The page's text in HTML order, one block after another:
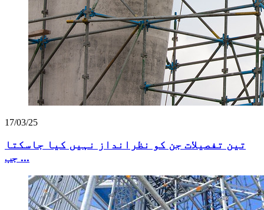
17/03/25
تین تفصیلات جن کو نظرانداز نہیں کیا جاسکتا
جب ...